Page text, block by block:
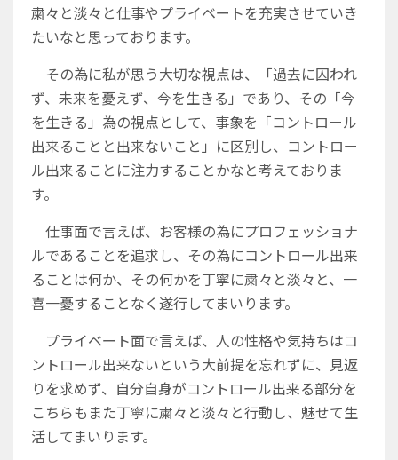
粛々と淡々と仕事やプライベートを充実させていき
たいなと思っております。
その為に私が思う大切な視点は、「過去に囚われ
ず、未来を憂えず、今を生きる」であり、その「今
を生きる」為の視点として、事象を「コントロール
出来ることと出来ないこと」に区別し、コントロー
ル出来ることに注力することかなと考えておりま
す。
仕事面で言えば、お客様の為にプロフェッショナ
ルであることを追求し、その為にコントロール出来
ることは何か、その何かを丁寧に粛々と淡々と、一
喜一憂することなく遂行してまいります。
プライベート面で言えば、人の性格や気持ちはコ
ントロール出来ないという大前提を忘れずに、見返
りを求めず、自分自身がコントロール出来る部分を
こちらもまた丁寧に粛々と淡々と行動し、魅せて生
活してまいります。